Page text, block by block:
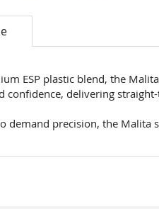
ESP plastic blend, the
confidence, delivering
demand precision, the Malita